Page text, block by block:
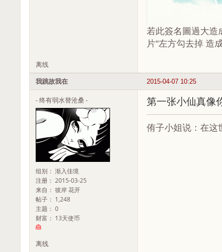
若此簽名圖過大造
片"左方勾去掉 造
离线
2015-04-07 10:25
我跳故我在
- 终有弱水替沧桑 -
组别： 渐入佳境
注册： 2015-03-25
来自： 彼岸 花开
帖子： 1,248
主题： 0
财富： 13天使币
第一张小仙真
侑子小姐说：在这
离线